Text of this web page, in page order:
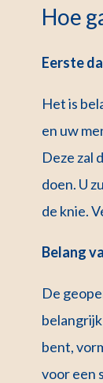
Hoe
Eerste
Het is
en uw
Deze zal
doen. U
de knie.
Belang
De
bent,
voor een